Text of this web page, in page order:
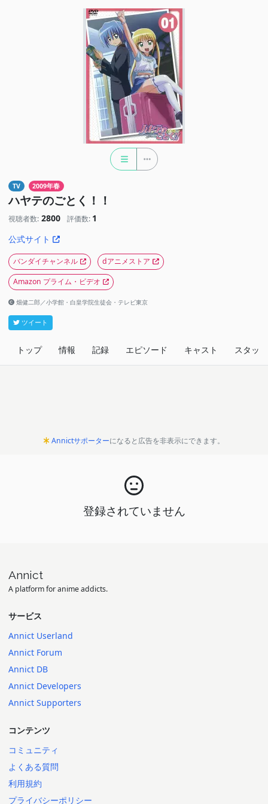
TV 2009年春
ハヤテのごとく！！
視聴者数: 2800 評価数: 1
公式サイト
バンダイチャンネル
dアニメストア
Amazon プライム・ビデオ
畑健二郎／小学館・白皇学院生徒会・テレビ東京
ツイート
トップ 情報 記録 エピソード キャスト スタッフ
Annictサポーターになると広告を非表示にできます。
登録されていません
Annict
A platform for anime addicts.
サービス
Annict Userland
Annict Forum
Annict DB
Annict Developers
Annict Supporters
コンテンツ
コミュニティ
よくある質問
利用規約
プライバシーポリシー